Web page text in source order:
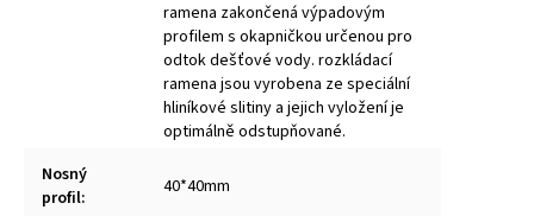
ramena zakončená výpadovým
profilem s okapničkou určenou pro
odtok dešťové vody. rozkládací
ramena jsou vyrobena ze speciální
hliníkové slitiny a jejich vyložení je
optimálně odstupňované.
Nosný
profil: 40*40mm